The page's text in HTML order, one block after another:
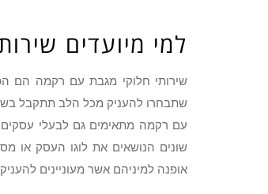
למי מיועדים
שירותי חלוקי מגבת עם רקמה הם
שתבחרו להעניק מכל הלב תתקבל
עם רקמה מתאימים גם לבעלי עסקים
שונים הנושאים את לוגו העסק או
אופנה למיניהם אשר מעוניינים